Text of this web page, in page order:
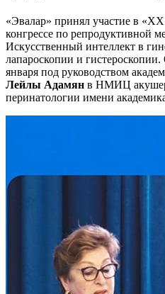
«Эвалар» принял участие в
конгрессе по репродуктивной
Искусственный интеллект в
лапароскопии и
января под руководством
Лейлы Адамян в НМИЦ
перинатологии имени